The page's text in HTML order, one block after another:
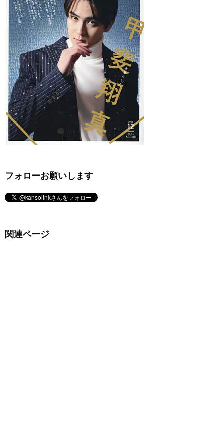
フォローお願いします
関連ページ